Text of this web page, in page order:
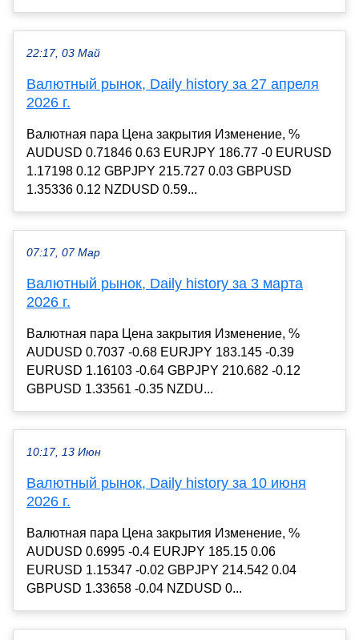
22:17, 03 Май
Валютный рынок, Daily history за 27 апреля
2026 г.
Валютная пара Цена закрытия Изменение, %
AUDUSD 0.71846 0.63 EURJPY 186.77 -0 EURUSD
1.17198 0.12 GBPJPY 215.727 0.03 GBPUSD
1.35336 0.12 NZDUSD 0.59...
07:17, 07 Мар
Валютный рынок, Daily history за 3 марта
2026 г.
Валютная пара Цена закрытия Изменение, %
AUDUSD 0.7037 -0.68 EURJPY 183.145 -0.39
EURUSD 1.16103 -0.64 GBPJPY 210.682 -0.12
GBPUSD 1.33561 -0.35 NZDU...
10:17, 13 Июн
Валютный рынок, Daily history за 10 июня
2026 г.
Валютная пара Цена закрытия Изменение, %
AUDUSD 0.6995 -0.4 EURJPY 185.15 0.06
EURUSD 1.15347 -0.02 GBPJPY 214.542 0.04
GBPUSD 1.33658 -0.04 NZDUSD 0...